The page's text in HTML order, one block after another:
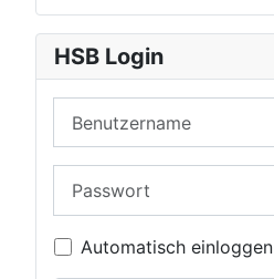
HSB Login
Automatisch einloggen